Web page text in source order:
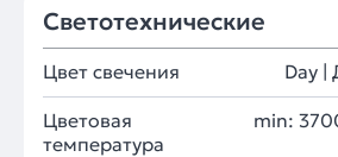
Светотехнические
Цвет свечения Day |
Цветовая
температура
min: